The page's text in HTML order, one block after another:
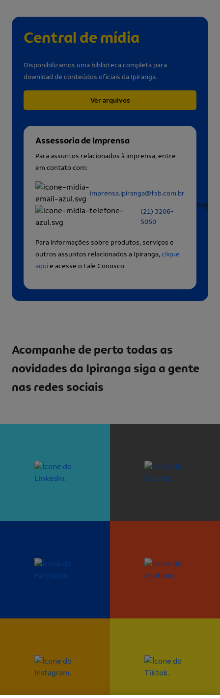
Central de mídia
Disponibilizamos uma biblioteca completa para
download de conteúdos oficiais da Ipiranga.
Ver arquivos
Assessoria de Imprensa
Para assuntos relacionados à imprensa, entre
em contato com:
imprensa.ipiranga@fsb.com.br
(21) 3206-
5050
Para informações sobre produtos, serviços e
outros assuntos relacionados a Ipiranga,clique
aquie acesse o Fale Conosco.
Acompanhe de perto todas as
novidades da Ipiranga siga a gente
nas redes sociais